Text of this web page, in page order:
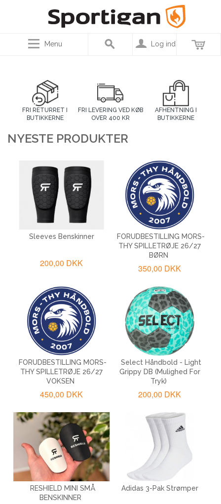
Menu Log ind
FRI RETURRET I
BUTIKKERNE
FRI LEVERING VED KØB
OVER 400 KR
AFHENTNING I
BUTIKKERNE
NYESTE PRODUKTER
Sleeves Benskinner
200,00 DKK
FORUDBESTILLING MORS-
THY SPILLETRØJE 26/27
BØRN
350,00 DKK
FORUDBESTILLING MORS-
THY SPILLETRØJE 26/27
VOKSEN
450,00 DKK
Select Håndbold - Light
Grippy DB (mulighed For
Tryk)
200,00 DKK
RESHIELD MINI SMÅ
BENSKINNER
Adidas 3-Pak Strømper